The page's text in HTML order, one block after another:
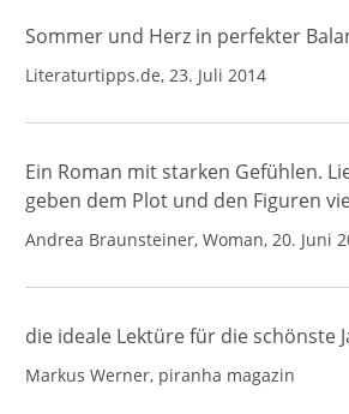
Sommer und Herz in perfekter
Literaturtipps.de, 23. Juli 2014
Ein Roman mit starken Gefühlen.
geben dem Plot und den Figuren
Andrea Braunsteiner, Woman, 20. Juni
die ideale Lektüre für die schönste
Markus Werner, piranha magazin